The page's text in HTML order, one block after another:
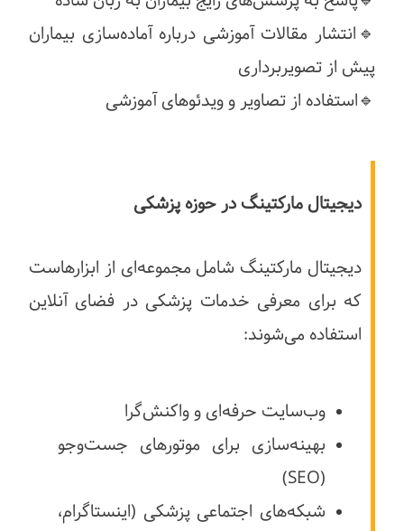
🔹انتشار مقالات آموزشی درباره آماده‌سازی بیماران
پیش از تصویربرداری
🔹استفاده از تصاویر و ویدئوهای آموزشی
دیجیتال مارکتینگ در حوزه پزشکی
دیجیتال مارکتینگ شامل مجموعه‌ای از ابزارهاست
که برای معرفی خدمات پزشکی در فضای آنلاین
استفاده می‌شوند:
وب‌سایت حرفه‌ای و واکنش‌گرا
بهینه‌سازی برای موتورهای جست‌وجو
(SEO)
شبکه‌های اجتماعی پزشکی (اینستاگرام،